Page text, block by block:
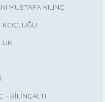
MUSTAFA KILINÇ
KOÇLUĞU
- BİLİNÇALTI